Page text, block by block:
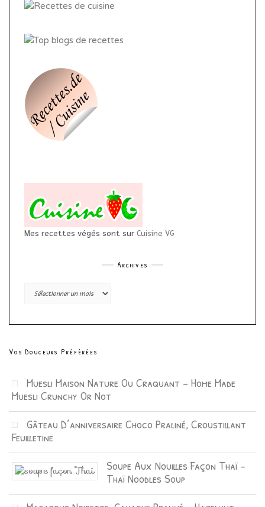
Mes recettes végés sont sur Cuisine VG
Archives
Archives
Vos Douceurs Préférées
Muesli Maison Nature Ou Craquant – Home Made
Muesli Crunchy Or Not
Gâteau D’anniversaire Choco Praliné, Croustillant
Feuilletine
Soupe Aux Nouilles Façon Thaï –
Thaï Noodles Soup